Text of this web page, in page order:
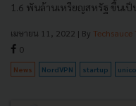
1.6 พันล้านเหรียญสหรัฐ ขึ้นเป็
เมษายน 11, 2022 | By Techsauce
0
News NordVPN startup